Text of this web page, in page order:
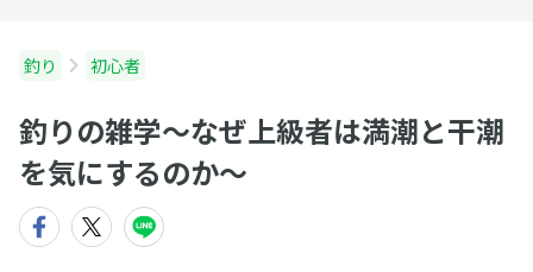
釣り 初心者
釣りの雑学〜なぜ上級者は満潮と干潮
を気にするのか〜